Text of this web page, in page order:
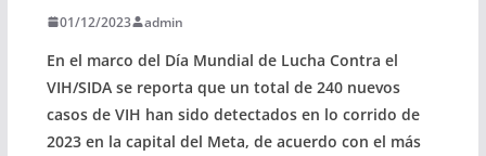
01/12/2023 admin
En el marco del Día Mundial de Lucha Contra el
VIH/SIDA se reporta que un total de 240 nuevos
casos de VIH han sido detectados en lo corrido de
2023 en la capital del Meta, de acuerdo con el más